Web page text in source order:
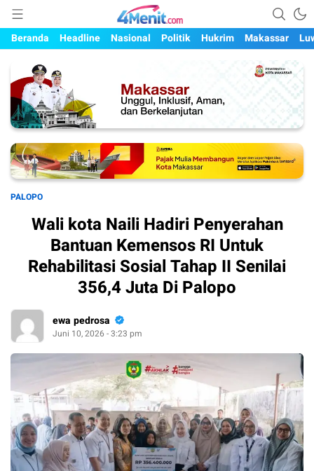
4menit.com
Mengungkap Kisah, Setiap Hari
Beranda
Headline Nasional Politik Hukrim Makassar
PALOPO
Wali kota Naili Hadiri Penyerahan
Bantuan Kemensos RI Untuk
Rehabilitasi Sosial Tahap II Senilai
356,4 Juta Di Palopo
ewa pedrosa
Juni 10, 2026 - 3:23 pm